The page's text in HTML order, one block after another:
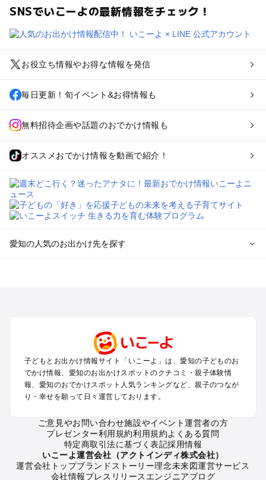
SNSでいこーよの最新情報をチェック！
お役立ち情報やお得な情報を発信
毎日更新！旬イベント&お得情報も
無料招待企画や話題のおでかけ情報も
オススメおでかけ情報を動画で紹介！
愛知の人気のお出かけ先を探す
犬山・一宮・小牧・瀬戸・各務原・尾張のプールお出かけ
知多半島（常滑・半田・南知多）のプールお出かけ
愛知の定番お出かけスポット
愛知の遊園地
愛知のバーベキュー
愛知の釣り
愛知の牧場
愛知のプール
子どもとお出かけ情報サイト「いこーよ」は、愛知の子どものお
でかけ情報、愛知のお出かけスポットのクチコミ・親子体験情
報、愛知のおでかけスポット人気ランキングなど、親子のつなが
り・幸せを願って日々運営しております。
ご意見やお問い合わせ施設やイベント運営者の方
プレゼンター利用規約利用規約よくある質問
特定商取引法に基づく表記採用情報
いこーよ運営会社（アクトインディ株式会社）
運営会社トップブランドストーリー理念未来図運営サービス
会社情報プレスリリース エンジニアブログ